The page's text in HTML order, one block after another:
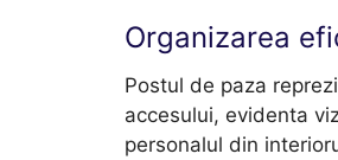
Organizarea
Postul de paza
accesului, evidenta
personalul din